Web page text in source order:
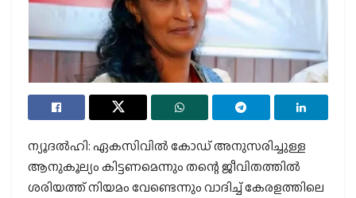
ന്യൂദല്‍ഹി: ഏകസിവില്‍ കോഡ് അനുസരിച്ചുള്ള
ആനുകൂല്യം കിട്ടണമെന്നും തന്റെ ജീവിതത്തില്‍
ശരിയത്ത് നിയമം വേണ്ടെന്നും വാദിച്ച് കേരളത്തിലെ